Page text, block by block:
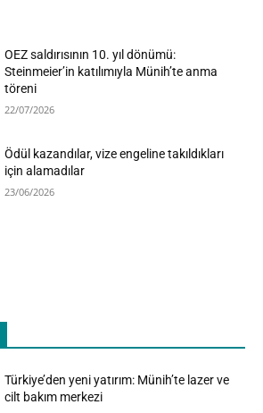
OEZ saldırısının 10. yıl dönümü:
Steinmeier’in katılımıyla Münih’te anma
töreni
22/07/2026
Ödül kazandılar, vize engeline takıldıkları
için alamadılar
23/06/2026
Türkiye’den yeni yatırım: Münih’te lazer ve
cilt bakım merkezi